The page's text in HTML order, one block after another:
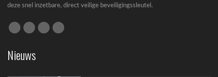
deze snel inzetbare, direct veilige beveiligingssleutel.
Nieuws